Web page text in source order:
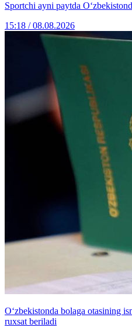
Sportchi ayni paytda
15:18 / 08.08.2026
O‘zbekistonda bolaga otasining
ruxsat beriladi